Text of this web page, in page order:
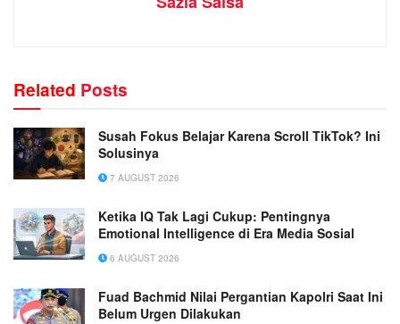
Related Posts
Susah Fokus Belajar Karena Scroll TikTok? Ini
Solusinya
7 AUGUST 2026
Ketika IQ Tak Lagi Cukup: Pentingnya
Emotional Intelligence di Era Media Sosial
6 AUGUST 2026
Fuad Bachmid Nilai Pergantian Kapolri Saat Ini
Belum Urgen Dilakukan